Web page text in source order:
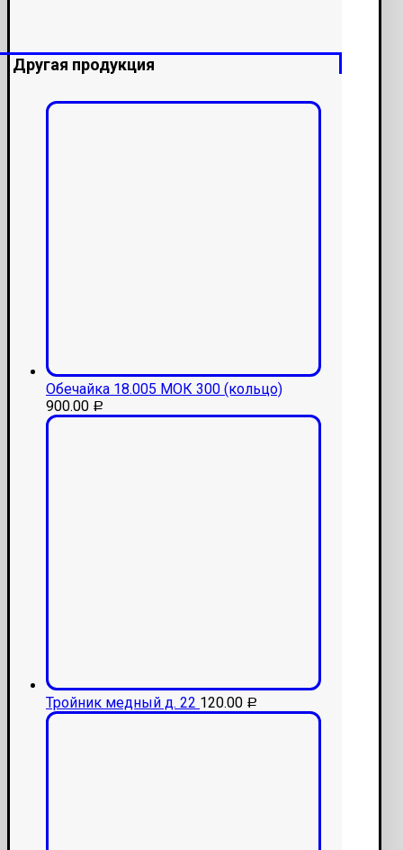
Другая продукция
Обечайка 18.005 МОК 300 (кольцо)
900.00 Р
Тройник медный д. 22 120.00 Р